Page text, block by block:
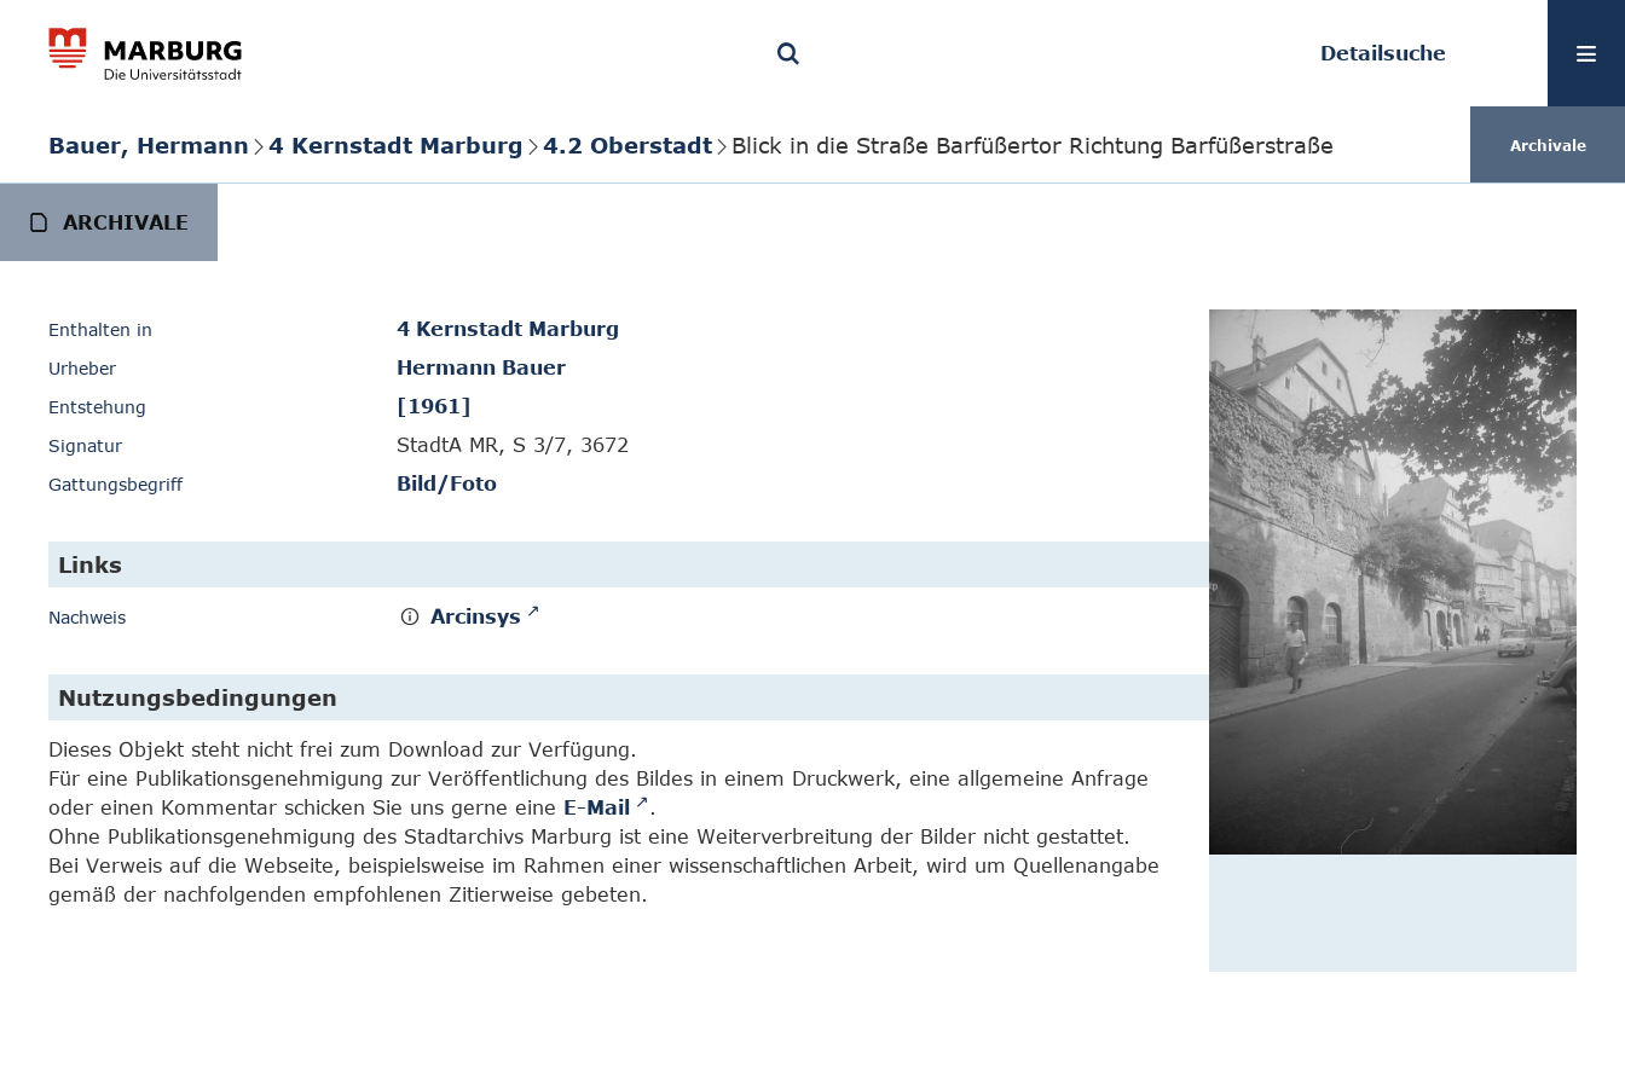
Detailsuche
Bauer, Hermann 4 Kernstadt Marburg 4.2 Oberstadt Blick in die Straße Barfüßertor Richtung Barfüßerstraße Archivale
ARCHIVALE
Enthalten in 4 Kernstadt Marburg
Urheber Hermann Bauer
Entstehung [1961]
Signatur StadtA MR, S 3/7, 3672
Gattungsbegriff Bild/Foto
Links
Nachweis Arcinsys
Nutzungsbedingungen
Dieses Objekt steht nicht frei zum Download zur Verfügung.
Für eine Publikationsgenehmigung zur Veröffentlichung des Bildes in einem Druckwerk, eine allgemeine Anfrage
oder einen Kommentar schicken Sie uns gerne eine E-Mail
.
Ohne Publikationsgenehmigung des Stadtarchivs Marburg ist eine Weiterverbreitung der Bilder nicht gestattet.
Bei Verweis auf die Webseite, beispielsweise im Rahmen einer wissenschaftlichen Arbeit, wird um Quellenangabe
gemäß der nachfolgenden empfohlenen Zitierweise gebeten.